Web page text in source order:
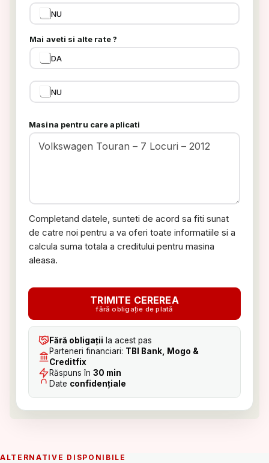
NU
Mai aveti si alte rate ?
DA
NU
Masina pentru care aplicati
Completand datele, sunteti de acord sa fiti sunat
de catre noi pentru a va oferi toate informatiile si a
calcula suma totala a creditului pentru masina
aleasa.
TRIMITE CEREREA
fără obligație de plată
Fără obligații la acest pas
Parteneri financiari: TBI Bank, Mogo &
Creditfix
Răspuns în 30 min
Date confidențiale
ALTERNATIVE DISPONIBILE